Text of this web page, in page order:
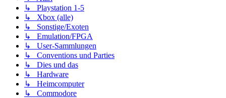
↳ Playstation 1-5
↳ Xbox (alle)
↳ Sonstige/Exoten
↳ Emulation/FPGA
↳ User-Sammlungen
↳ Conventions und Parties
↳ Dies und das
↳ Hardware
↳ Heimcomputer
↳ Commodore